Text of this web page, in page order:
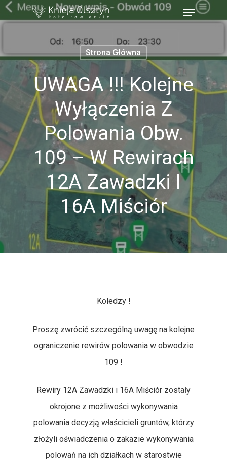
Strona Główna
UWAGA !!! Kolejne
Wyłączenia Z
Polowania Obw.
109 – W Rewirach
12A Zawadzki I
16A Miściór
Koledzy !
Proszę zwrócić szczególną uwagę na kolejne
ograniczenie rewirów polowania w obwodzie
109 !
Rewiry 12A Zawadzki i 16A Miściór zostały
okrojone z możliwości wykonywania
polowania decyzją właścicieli gruntów, którzy
złożyli oświadczenia o zakazie wykonywania
polowań na ich działkach w starostwie
Informacje
Statystyki
Gospodarka Łowiecka
Polowania Komercyjne
Przydatne Linki
Opowiadania Łowieckie
Kulinaria
Członkowie Koła
Kronika Koła
Tylko Dla Członków
Kontakt